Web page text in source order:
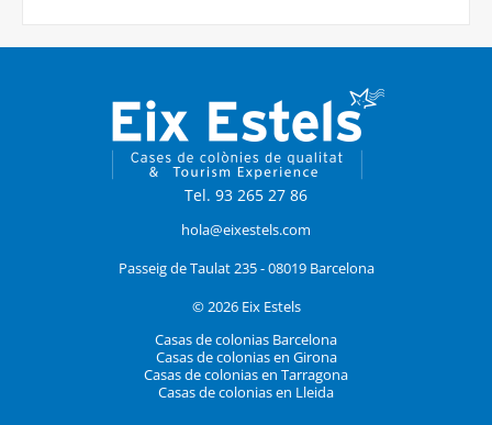
Tel. 93 265 27 86
hola@eixestels.com
Passeig de Taulat 235 - 08019 Barcelona
© 2026 Eix Estels
Casas de colonias Barcelona
Casas de colonias en Girona
Casas de colonias en Tarragona
Casas de colonias en Lleida